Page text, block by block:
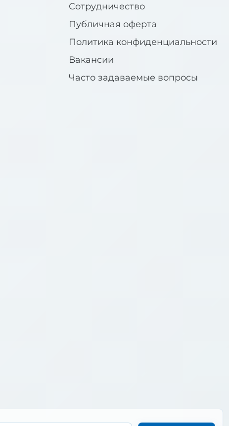
Сотрудничество
Публичная оферта
Политика конфиденциальности
Вакансии
Часто задаваемые вопросы